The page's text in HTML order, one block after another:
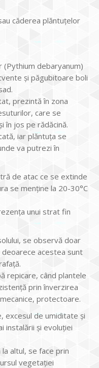
căderea plăntuțelor
(Pythium debaryanum)
și păgubitoare boli
prezintă în zona
care se
în jos pe rădăcină.
iar plăntuța se
va putrezi în
de atac ce se extinde
se menține la 20-30°C
unui strat fin
se observă doar
acestea sunt
repicare, când plantele
prin înverzirea
protectoare.
excesul de umiditate și
instalării și evoluției
altul, se face prin
vegetației